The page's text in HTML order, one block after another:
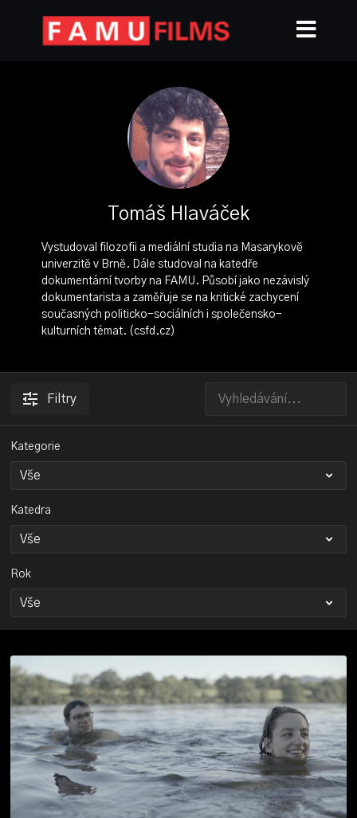
Tomáš Hlaváček
Vystudoval filozofii a mediální studia na Masarykově
univerzitě v Brně. Dále studoval na katedře
dokumentární tvorby na FAMU. Působí jako nezávislý
dokumentarista a zaměřuje se na kritické zachycení
současných politicko-sociálních i společensko-
kulturních témat. (csfd.cz)
Filtry
Kategorie
Katedra
Rok